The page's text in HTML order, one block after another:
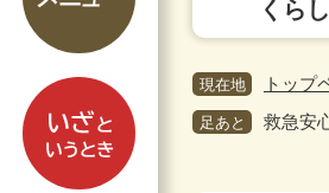
へ
ュ
ー
い
ざ
と
い
くらし
現在地 トップ
足あと 救急安